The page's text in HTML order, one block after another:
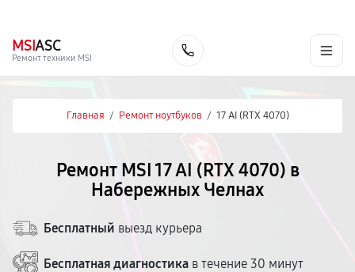
MSIASC
Ремонт техники MSI
Главная / Ремонт ноутбуков / 17 AI (RTX 4070)
Ремонт MSI 17 AI (RTX 4070) в
Набережных Челнах
Бесплатный выезд курьера
Бесплатная диагностика в течение 30 минут